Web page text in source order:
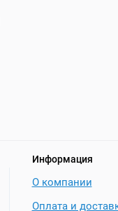
Информация
О компании
Оплата и